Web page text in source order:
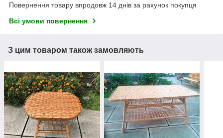
Повернення товару впродовж 14 днів за рахунок покупця
Всі умови повернення
З цим товаром також замовляють